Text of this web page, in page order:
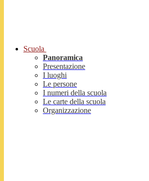
Scuola
Panoramica
Presentazione
I luoghi
Le persone
I numeri della scuola
Le carte della scuola
Organizzazione